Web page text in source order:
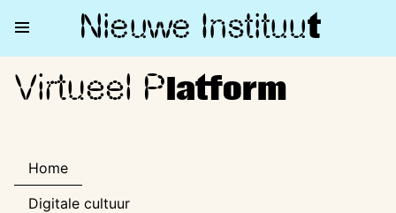
Nieuwe Instituut
Virtueel Platform
Virtueel P latform
Home
Digitale cultuur